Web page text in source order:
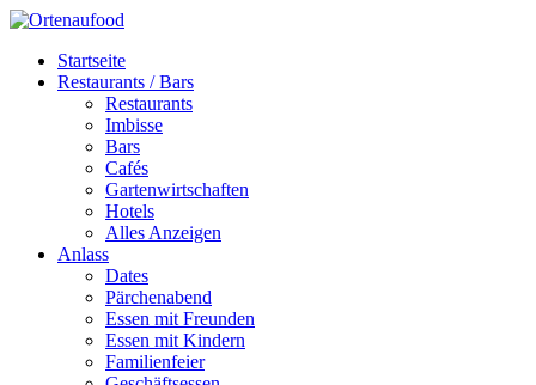
Startseite
Restaurants / Bars
Restaurants
Imbisse
Bars
Cafés
Gartenwirtschaften
Hotels
Alles Anzeigen
Anlass
Dates
Pärchenabend
Essen mit Freunden
Essen mit Kindern
Familienfeier